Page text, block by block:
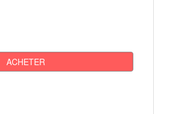
ACHETER